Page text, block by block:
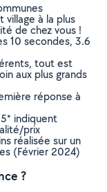
village à la plus
de chez vous !
10 secondes, 3.6
tout est
aux plus grands
réponse à
indiquent
prix
réalisée sur un
(Février 2024)
?